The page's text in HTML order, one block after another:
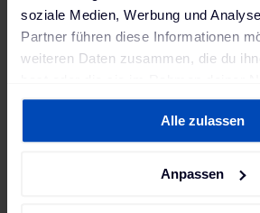
soziale Medien, Werbung und
Partner führen diese Informationen
weiteren Daten zusammen, die du
gesammelt haben. Weitere
Datenschutzerklärungund
Impressum.
Alle zulassen
Anpassen
Julio Lusadiso
Key Account Manager